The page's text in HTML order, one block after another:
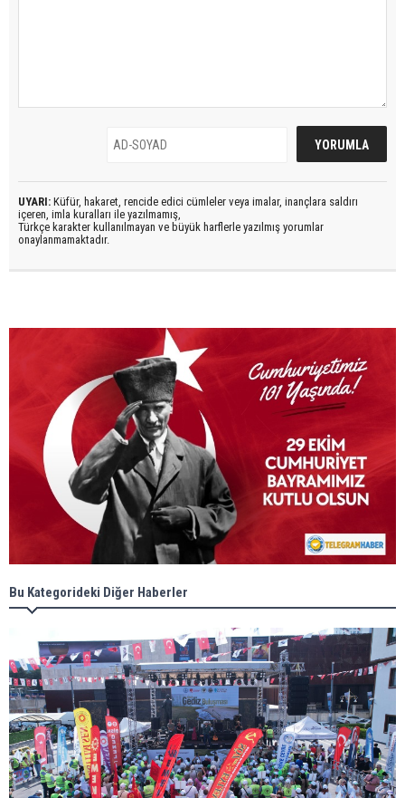
UYARI: Küfür, hakaret, rencide edici cümleler veya imalar, inançlara saldırı
içeren, imla kuralları ile yazılmamış,
Türkçe karakter kullanılmayan ve büyük harflerle yazılmış yorumlar
onaylanmamaktadır.
Bu Kategorideki Diğer Haberler